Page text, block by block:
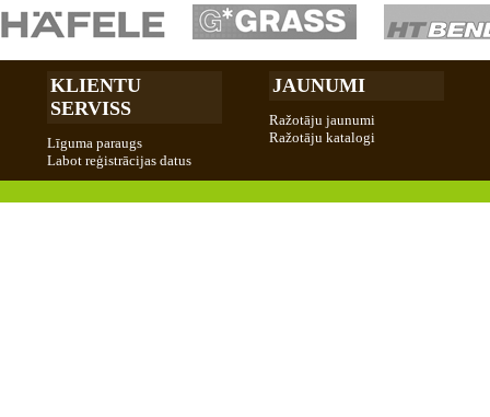
KLIENTU
SERVISS
Līguma paraugs
Labot reģistrācijas datus
JAUNUMI
Ražotāju jaunumi
Ražotāju katalogi